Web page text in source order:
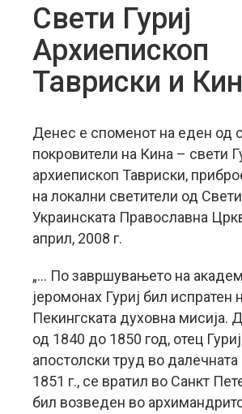
Свети Гуриј
Архиепископ
Тавриски и
Денес е споменот на еден од
покровители на Кина – свети
архиепископ Тавриски,
на локални светители од
Украинската Православна
април, 2008 г.
„… По завршувањето на
јеромонах Гуриј бил испратен
Пекингската духовна мисија.
од 1840 до 1850 год, отец
апостолски труд во
1851 г., се вратил во Санкт
бил возведен во